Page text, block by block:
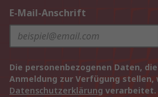
E-Mail-Anschrift
Die personenbezogenen Daten,
Anmeldung zur Verfügung stellen,
Datenschutzerklärung verarbeitet.